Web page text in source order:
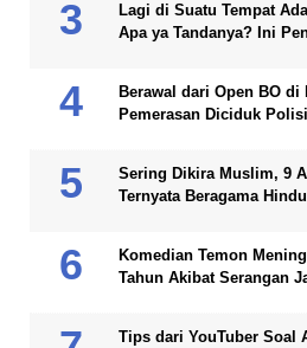
Lagi di Suatu Tempat
Apa ya Tandanya? Ini
Berawal dari Open BO di
Pemerasan Diciduk
Sering Dikira Muslim, 9
Ternyata Beragama Hindu
Komedian Temon
Tahun Akibat Serangan
Tips dari YouTuber Soal